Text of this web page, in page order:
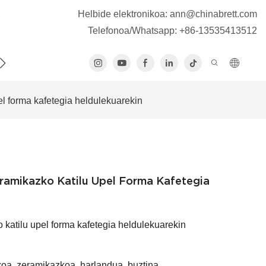
Helbide elektronikoa: ann@chinabrett.com
Telefonoa/Whatsapp: +86-13535413512
ZAITEZ GUREKIN HARREMANETAN
forma kafetegia heldulekuarekin
Katilu Upel Forma Kafetegia
upel forma kafetegia heldulekuarekin